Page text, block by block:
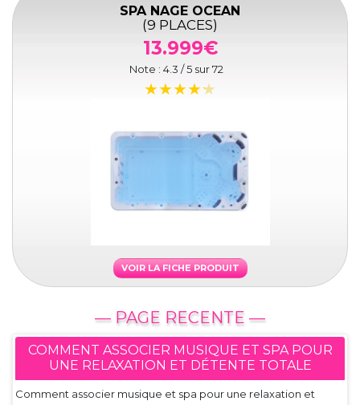
SPA NAGE OCEAN
(9 PLACES)
13.999€
Note : 4.3 / 5 sur72
VOIR LA FICHE PRODUIT
— PAGE RECENTE —
COMMENT ASSOCIER MUSIQUE ET SPA POUR
UNE RELAXATION ET DÉTENTE TOTALE
Comment associer musique et spa pour une relaxation et